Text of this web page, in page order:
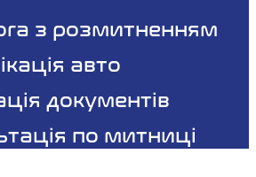
з розмитненням
авто
документів
по митниці